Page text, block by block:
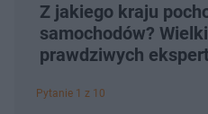
Z jakiego kraju
samochodów?
prawdziwych
Pytanie 1 z 10